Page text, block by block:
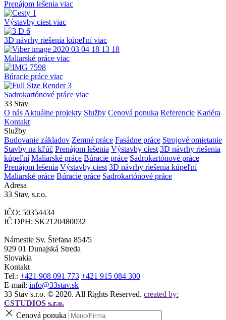
Prenájom lešenia viac
Výstavby ciest viac
3D návrhy riešenia kúpeľní viac
Maliarské práce viac
Búracie práce viac
Sadrokartónové práce viac
33 Stav
O nás Aktuálne projekty Služby Cenová ponuka Referencie Kariéra
Kontakt
Služby
Budovanie základov Zemné práce Fasádne práce Strojové omietanie
Stavby na kľúč Prenájom lešenia Výstavby ciest 3D návrhy riešenia
kúpeľní Maliarské práce Búracie práce Sadrokartónové práce
Prenájom lešenia Výstavby ciest 3D návrhy riešenia kúpeľní
Maliarské práce Búracie práce Sadrokartónové práce
Adresa
33 Stav, s.r.o.
IČO: 50354434
IČ DPH: SK2120480032
Námestie Sv. Štefana 854/5
929 01 Dunajská Streda
Slovakia
Kontakt
Tel.: +421 908 091 773 +421 915 084 300
E-mail: info@33stav.sk
33 Stav s.r.o. © 2020. All Rights Reserved. created by:
CSTUDIOS s.r.o.
Cenová ponuka